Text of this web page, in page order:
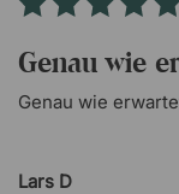
Genau wie
Genau wie
Lars D